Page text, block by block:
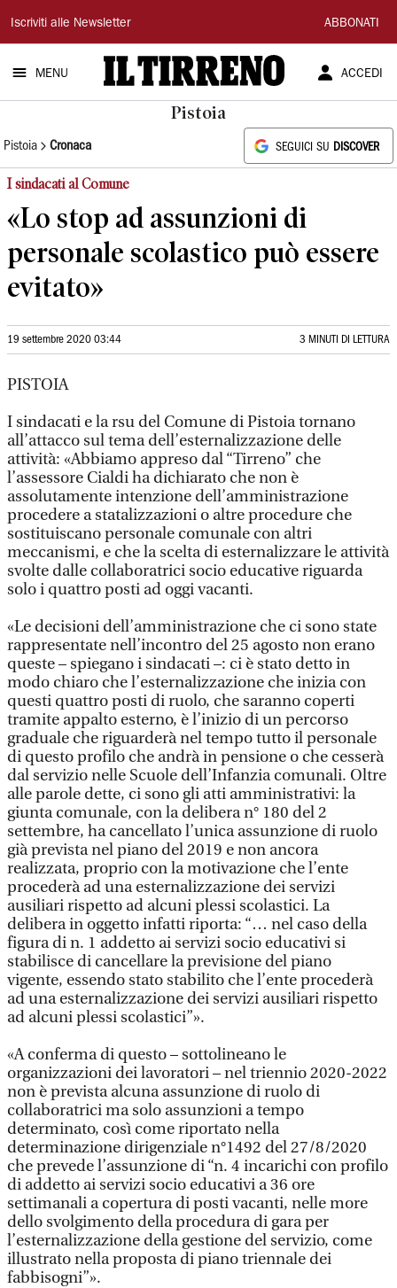
Il
Tirreno
Iscriviti alle Newsletter ABBONATI
MENU ACCEDI
Pistoia
Pistoia Cronaca SEGUICI SU DISCOVER
I sindacati al Comune
«Lo stop ad assunzioni di
personale scolastico può essere
evitato»
19 settembre 2020 03:44 3 MINUTI DI LETTURA
PISTOIA
I sindacati e la rsu del Comune di Pistoia tornano
all’attacco sul tema dell’esternalizzazione delle
attività: «Abbiamo appreso dal “Tirreno” che
l’assessore Cialdi ha dichiarato che non è
assolutamente intenzione dell’amministrazione
procedere a statalizzazioni o altre procedure che
sostituiscano personale comunale con altri
meccanismi, e che la scelta di esternalizzare le attività
svolte dalle collaboratrici socio educative riguarda
solo i quattro posti ad oggi vacanti.
«Le decisioni dell’amministrazione che ci sono state
rappresentate nell’incontro del 25 agosto non erano
queste – spiegano i sindacati –: ci è stato detto in
modo chiaro che l’esternalizzazione che inizia con
questi quattro posti di ruolo, che saranno coperti
tramite appalto esterno, è l’inizio di un percorso
graduale che riguarderà nel tempo tutto il personale
di questo profilo che andrà in pensione o che cesserà
dal servizio nelle Scuole dell’Infanzia comunali. Oltre
alle parole dette, ci sono gli atti amministrativi: la
giunta comunale, con la delibera n° 180 del 2
settembre, ha cancellato l’unica assunzione di ruolo
già prevista nel piano del 2019 e non ancora
realizzata, proprio con la motivazione che l’ente
procederà ad una esternalizzazione dei servizi
ausiliari rispetto ad alcuni plessi scolastici. La
delibera in oggetto infatti riporta: “… nel caso della
figura di n. 1 addetto ai servizi socio educativi si
stabilisce di cancellare la previsione del piano
vigente, essendo stato stabilito che l’ente procederà
ad una esternalizzazione dei servizi ausiliari rispetto
ad alcuni plessi scolastici”».
«A conferma di questo – sottolineano le
organizzazioni dei lavoratori – nel triennio 2020-2022
non è prevista alcuna assunzione di ruolo di
collaboratrici ma solo assunzioni a tempo
determinato, così come riportato nella
determinazione dirigenziale n°1492 del 27/8/2020
che prevede l’assunzione di “n. 4 incarichi con profilo
di addetto ai servizi socio educativi a 36 ore
settimanali a copertura di posti vacanti, nelle more
dello svolgimento della procedura di gara per
l’esternalizzazione della gestione del servizio, come
illustrato nella proposta di piano triennale dei
fabbisogni”».